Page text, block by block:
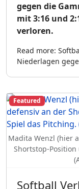
gegen die
mit 3:16 und
verloren.
Read more:
Niederlagen
Madita Wenzl (hier
Shortstop-
Featured
Softball